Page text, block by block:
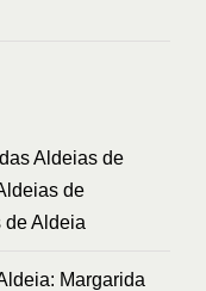
Aldeias de
de
de Aldeia
Margarida